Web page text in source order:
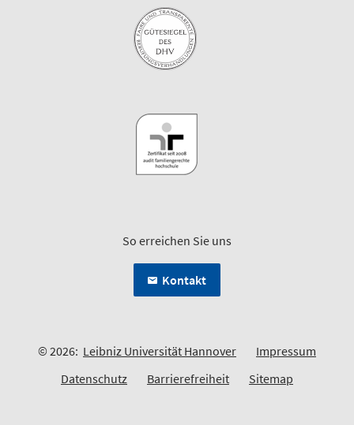
So erreichen Sie uns
Kontakt
© 2026: Leibniz Universität Hannover
Impressum
Datenschutz
Barrierefreiheit Sitemap